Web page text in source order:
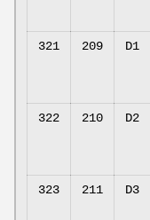
321 209 D1
322 210 D2
323 211 D3